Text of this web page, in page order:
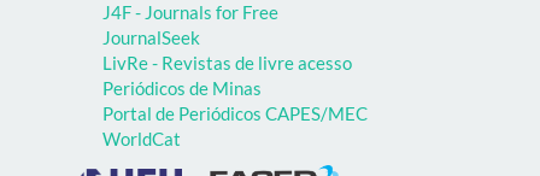
J4F - Journals for Free
JournalSeek
LivRe - Revistas de livre acesso
Periódicos de Minas
Portal de Periódicos CAPES/MEC
WorldCat